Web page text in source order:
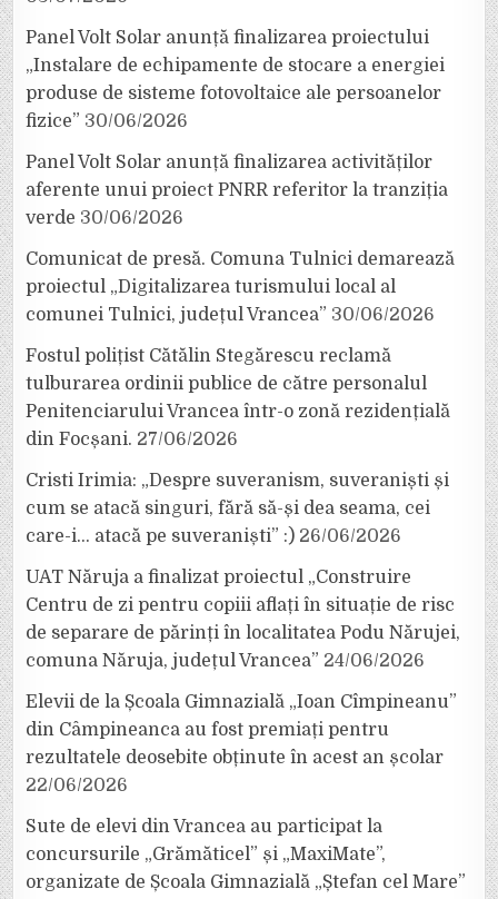
Panel Volt Solar anunță finalizarea proiectului
„Instalare de echipamente de stocare a energiei
produse de sisteme fotovoltaice ale persoanelor
fizice” 30/06/2026
Panel Volt Solar anunță finalizarea activităților
aferente unui proiect PNRR referitor la tranziția
verde 30/06/2026
Comunicat de presă. Comuna Tulnici demarează
proiectul „Digitalizarea turismului local al
comunei Tulnici, județul Vrancea” 30/06/2026
Fostul polițist Cătălin Stegărescu reclamă
tulburarea ordinii publice de către personalul
Penitenciarului Vrancea într-o zonă rezidențială
din Focșani. 27/06/2026
Cristi Irimia: „Despre suveranism, suveraniști și
cum se atacă singuri, fără să-și dea seama, cei
care-i… atacă pe suveraniști” :) 26/06/2026
UAT Năruja a finalizat proiectul „Construire
Centru de zi pentru copiii aflați în situație de risc
de separare de părinți în localitatea Podu Nărujei,
comuna Năruja, județul Vrancea” 24/06/2026
Elevii de la Școala Gimnazială „Ioan Cîmpineanu”
din Câmpineanca au fost premiați pentru
rezultatele deosebite obținute în acest an școlar
22/06/2026
Sute de elevi din Vrancea au participat la
concursurile „Grămăticel” și „MaxiMate”,
organizate de Școala Gimnazială „Ștefan cel Mare”